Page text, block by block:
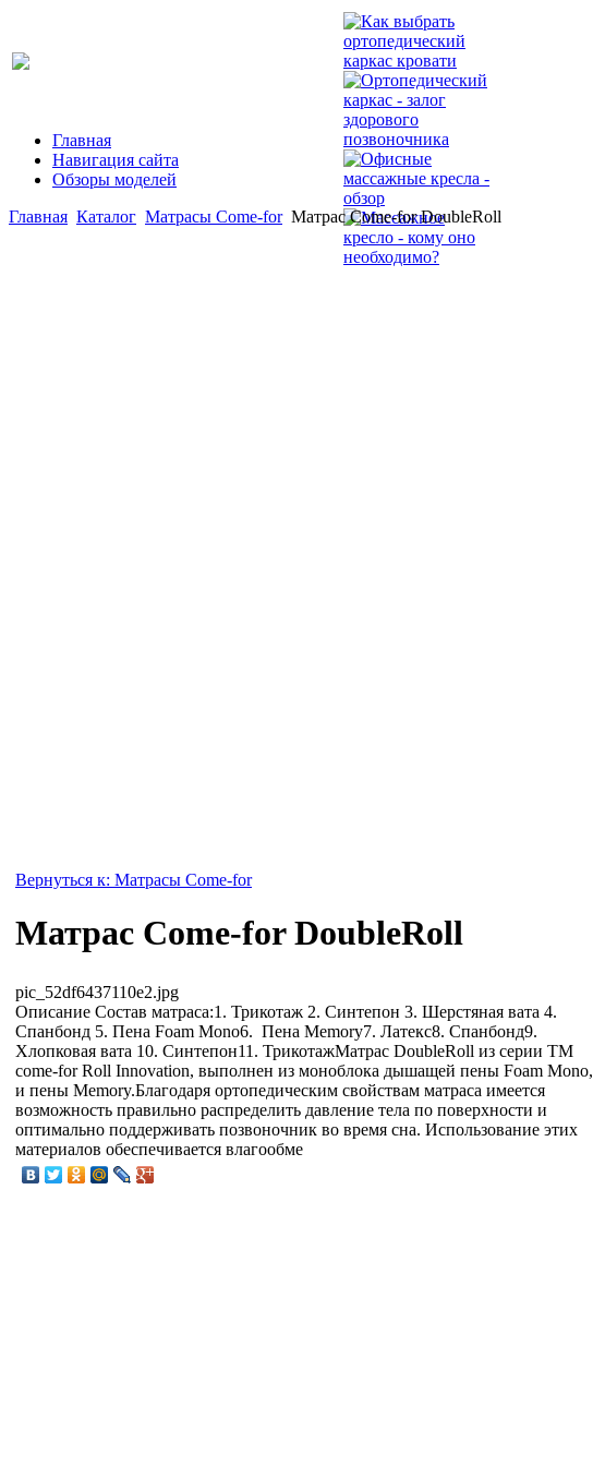
Главная
Навигация сайта
Обзоры моделей
Главная Каталог Матрасы Come-for Матрас Come-for DoubleRoll
Вернуться к: Матрасы Come-for
Матрас Come-for DoubleRoll
pic_52df6437110e2.jpg
Описание Состав матраса:1. Трикотаж 2. Синтепон 3. Шерстяная вата 4.
Спанбонд 5. Пена Foam Mono6. Пена Memory7. Латекс8. Спанбонд9.
Хлопковая вата 10. Синтепон11. ТрикотажМатрас DoubleRoll из серии ТМ
come-for Roll Innovation, выполнен из моноблока дышащей пены Foam Mono,
и пены Memory.Благодаря ортопедическим свойствам матраса имеется
возможность правильно распределить давление тела по поверхности и
оптимально поддерживать позвоночник во время сна. Использование этих
материалов обеспечивается влагообме